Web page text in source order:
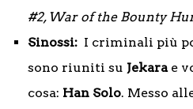
#2, War of the Bounty
Sinossi: I criminali più
sono riuniti su Jekara e
cosa: Han Solo. Messo